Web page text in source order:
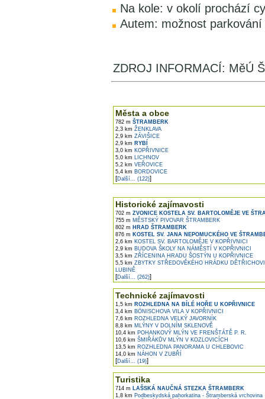
Na kole: v okolí prochází
Autem: možnost
ZDROJ INFORMACÍ: MěÚ
Města a obce
782 m ŠTRAMBERK
2,3 km ŽENKLAVA
2,9 km ZÁVIŠICE
2,9 km RYBÍ
3,0 km KOPŘIVNICE
5,0 km LICHNOV
5,2 km VEŘOVICE
5,4 km BORDOVICE
[Další... (122)]
Historické zajímavosti
702 m ZVONICE KOSTELA SV. BARTOLOMĚJE VE
755 m MĚSTSKÝ PIVOVAR ŠTRAMBERK
802 m HRAD ŠTRAMBERK
876 m KOSTEL SV. JANA NEPOMUCKÉHO VE
2,6 km KOSTEL SV. BARTOLOMĚJE V KOPŘIVNICI
2,9 km BUDOVA ŠKOLY NA NÁMĚSTÍ V KOPŘIVNICI
3,5 km ZŘÍCENINA HRADU ŠOSTÝN U KOPŘIVNICE
5,5 km ZBYTKY STŘEDOVĚKÉHO HRÁDKU
LUBINĚ
[Další... (262)]
Technické zajímavosti
1,5 km ROZHLEDNA NA BÍLÉ HOŘE U KOPŘIVNICE
3,4 km BÖNISCHOVA VILA V KOPŘIVNICI
7,6 km ROZHLEDNA VELKÝ JAVORNÍK
8,8 km MLÝNY V DOLNÍM SKLENOVĚ
10,4 km POHANKOVÝ MLÝN VE FRENŠTÁTĚ P. R.
10,6 km ŠMIŘÁKŮV MLÝN V KOZLOVICÍCH
13,5 km ROZHLEDNA PANORAMA U CHLEBOVIC
14,0 km NÁHON V ZUBŘÍ
[Další... (19)]
Turistika
714 m LAŠSKÁ NAUČNÁ STEZKA ŠTRAMBERK
1,8 km Podbeskydská pahorkatina - Štramberská vrchovina